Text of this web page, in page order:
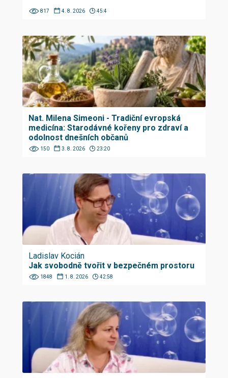
817 4. 8. 2026 45:4
Nat. Milena Simeoni - Tradiční evropská
medicína: Starodávné kořeny pro zdraví a
odolnost dnešních občanů
150 3. 8. 2026 23:20
Ladislav Kocián
Jak svobodně tvořit v bezpečném prostoru
1848 1. 8. 2026 42:58